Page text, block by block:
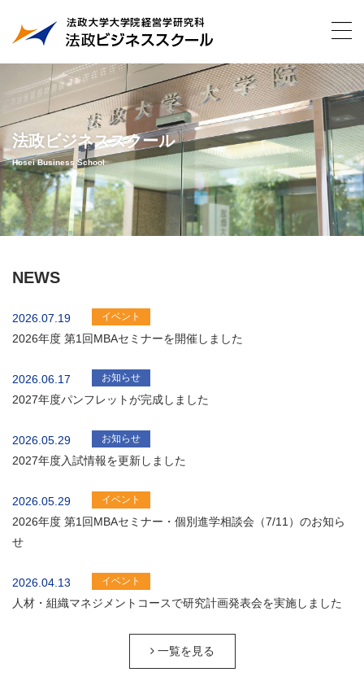
法政ビジネススクール
Hosei Business School
NEWS
2026.07.19 イベント
2026年度 第1回MBAセミナーを開催しました
2026.06.17 お知らせ
2027年度パンフレットが完成しました
2026.05.29 お知らせ
2027年度入試情報を更新しました
2026.05.29 イベント
2026年度 第1回MBAセミナー・個別進学相談会（7/11）のお知ら
せ
2026.04.13 イベント
人材・組織マネジメントコースで研究計画発表会を実施しました
一覧を見る